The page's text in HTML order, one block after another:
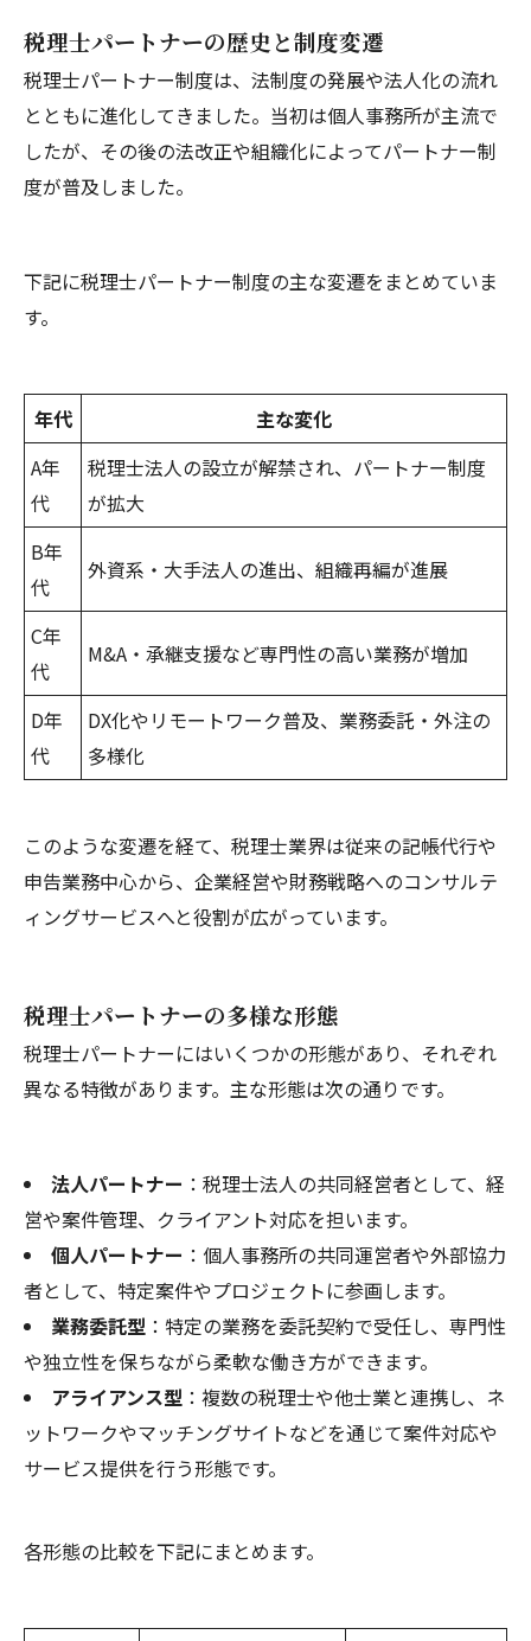
税理士パートナーの歴史と制度変遷
税理士パートナー制度は、法制度の発展や法人化の流れ
とともに進化してきました。当初は個人事務所が主流で
したが、その後の法改正や組織化によってパートナー制
度が普及しました。
下記に税理士パートナー制度の主な変遷をまとめていま
す。
年代
主な変化
A年
代
税理士法人の設立が解禁され、パートナー制度
が拡大
B年
代
外資系・大手法人の進出、組織再編が進展
C年
代
M&A・承継支援など専門性の高い業務が増加
D年
代
DX化やリモートワーク普及、業務委託・外注の
多様化
このような変遷を経て、税理士業界は従来の記帳代行や
申告業務中心から、企業経営や財務戦略へのコンサルテ
ィングサービスへと役割が広がっています。
税理士パートナーの多様な形態
税理士パートナーにはいくつかの形態があり、それぞれ
異なる特徴があります。主な形態は次の通りです。
法人パートナー ：税理士法人の共同経営者として、経
営や案件管理、クライアント対応を担います。
個人パートナー ：個人事務所の共同運営者や外部協力
者として、特定案件やプロジェクトに参画します。
業務委託型：特定の業務を委託契約で受任し、専門性
や独立性を保ちながら柔軟な働き方ができます。
アライアンス型：複数の税理士や他士業と連携し、ネ
ットワークやマッチングサイトなどを通じて案件対応や
サービス提供を行う形態です。
各形態の比較を下記にまとめます。